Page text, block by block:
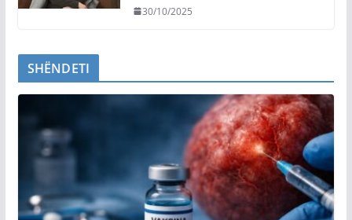
30/10/2025
SHËNDETI